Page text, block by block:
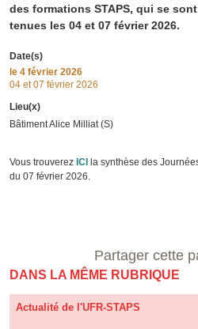
des formations STAPS, qui se sont
tenues les 04 et 07 février 2026.
Date(s)
le 4 février 2026
04 et 07 février 2026
Lieu(x)
Bâtiment Alice Milliat (S)
Vous trouverez ICI
la synthèse des
du 07 février 2026.
Partager cette
DANS LA MÊME RUBRIQUE
Actualité de l'UFR-STAPS